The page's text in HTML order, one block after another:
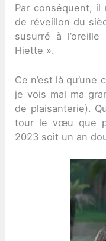
Par conséquent, il
de réveillon du
susurré à
Hiette ».
Ce n’est là qu’une
je vois mal ma
de plaisanterie).
tour le vœu que
2023 soit un an